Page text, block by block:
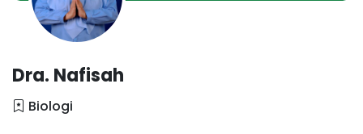
Dra. Nafisah
Biologi